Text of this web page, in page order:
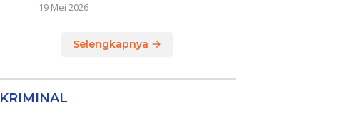
19 Mei 2026
Selengkapnya
KRIMINAL